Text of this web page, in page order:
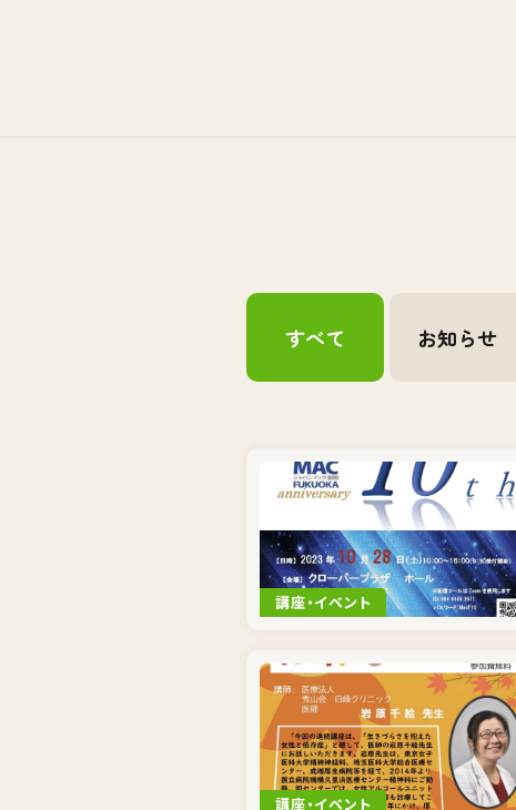
すべて お知らせ
講座・イベント
講座・イベント